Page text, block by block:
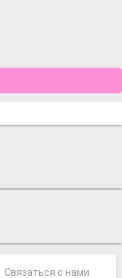
Связаться с нами